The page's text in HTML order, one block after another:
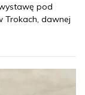
pod
Trokach, dawnej